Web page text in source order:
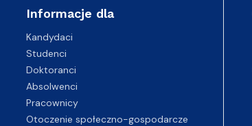
Informacje dla
Kandydaci
Studenci
Doktoranci
Absolwenci
Pracownicy
Otoczenie społeczno-gospodarcze